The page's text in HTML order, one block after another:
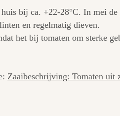
bij ca. +22-28°C. In mei
en regelmatig dieven.
het bij tomaten om sterke
Zaaibeschrijving: Tomaten uit